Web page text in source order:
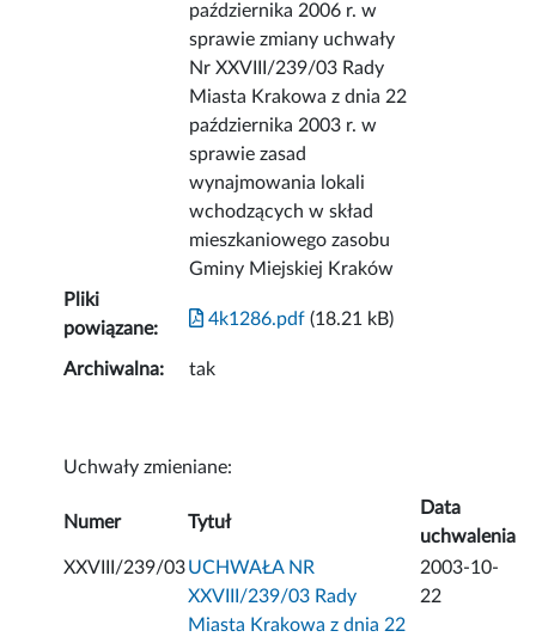
października 2006 r. w
sprawie zmiany uchwały
Nr XXVIII/239/03 Rady
Miasta Krakowa z dnia 22
października 2003 r. w
sprawie zasad
wynajmowania lokali
wchodzących w skład
mieszkaniowego zasobu
Gminy Miejskiej Kraków
Pliki
powiązane:
4k1286.pdf (18.21 kB)
Archiwalna: tak
Uchwały zmieniane:
Numer Tytuł
Data
uchwalenia
XXVIII/239/03UCHWAŁA NR
XXVIII/239/03 Rady
Miasta Krakowa z dnia 22
2003-10-
22